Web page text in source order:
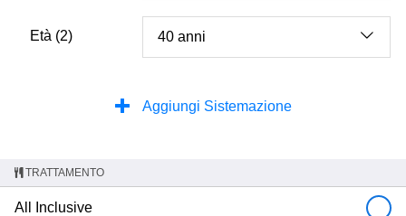
Età (2)
Aggiungi Sistemazione
TRATTAMENTO
All Inclusive